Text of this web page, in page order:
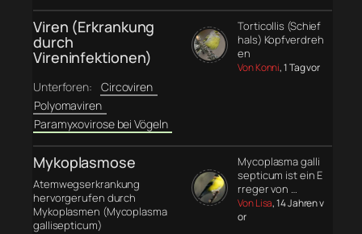
Viren (Erkrankung
durch
Vireninfektionen)
Unterforen:
Circoviren
Polyomaviren
Paramyxovirose bei Vögeln
Torticollis (Schief
hals) Kopfverdreh
en
Von Konni, 1 Tag vor
Mykoplasmose
Atemwegserkrankung
hervorgerufen durch
Mykoplasmen (Mycoplasma
gallisepticum)
Mycoplasma galli
septicum ist ein E
rreger von …
Von Lisa, 14 Jahren v
or